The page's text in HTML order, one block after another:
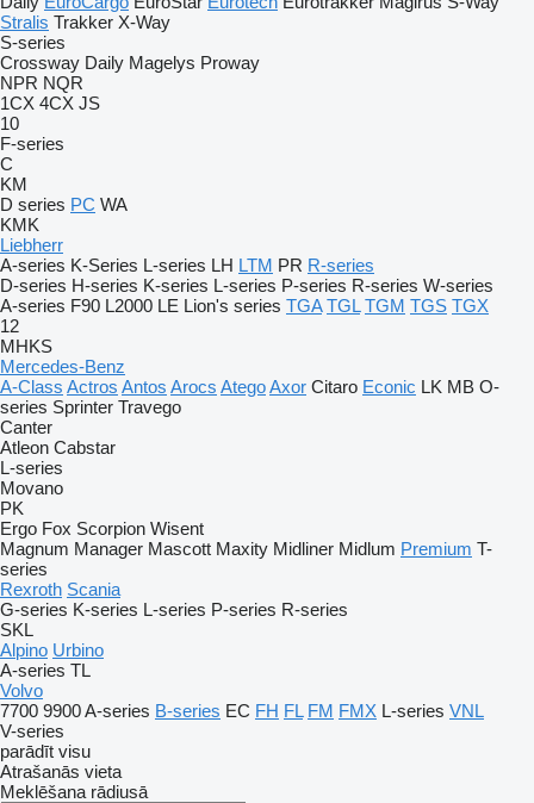
Stralis Trakker X-Way
S-series
Crossway Daily Magelys Proway
NPR NQR
1CX 4CX JS
10
F-series
C
KM
D series PC WA
KMK
Liebherr
A-series K-Series L-series LH LTM PR R-series
D-series H-series K-series L-series P-series R-series W-series
A-series F90 L2000 LE Lion's series TGA TGL TGM TGS TGX
12
MHKS
Mercedes-Benz
A-Class Actros Antos Arocs AtegoAxor Citaro Econic LK MB O-
series Sprinter Travego
Canter
Atleon Cabstar
L-series
Movano
PK
Ergo Fox Scorpion Wisent
Magnum Manager Mascott Maxity Midliner Midlum Premium T-
series
Rexroth Scania
G-series K-series L-series P-series R-series
SKL
Alpino Urbino
A-series TL
Volvo
7700 9900A-series B-series EC FH FL FM FMX L-series VNL
V-series
parādīt visu
Atrašanās vieta
Meklēšana rādiusā